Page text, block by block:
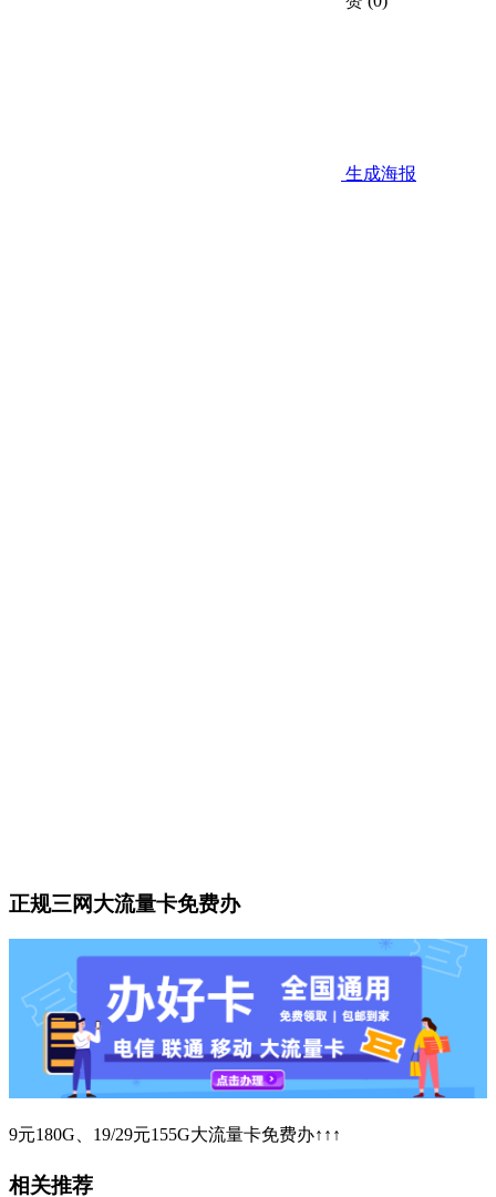
生成海报
正规三网大流量卡免费办
9元180G、19/29元155G大流量卡免费办↑↑↑
相关推荐